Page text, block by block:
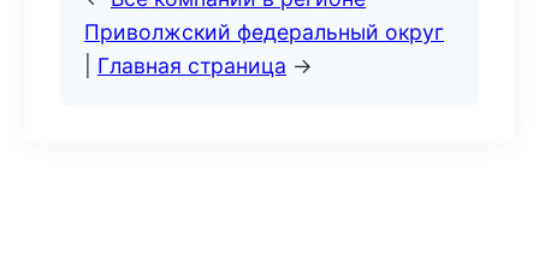
Приволжский федеральный округ
Главная страница →